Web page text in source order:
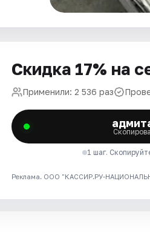
Скидка 17% на
Применили: 2 536 раз
1 шаг.
Реклама. ООО "КАССИР.РУ-